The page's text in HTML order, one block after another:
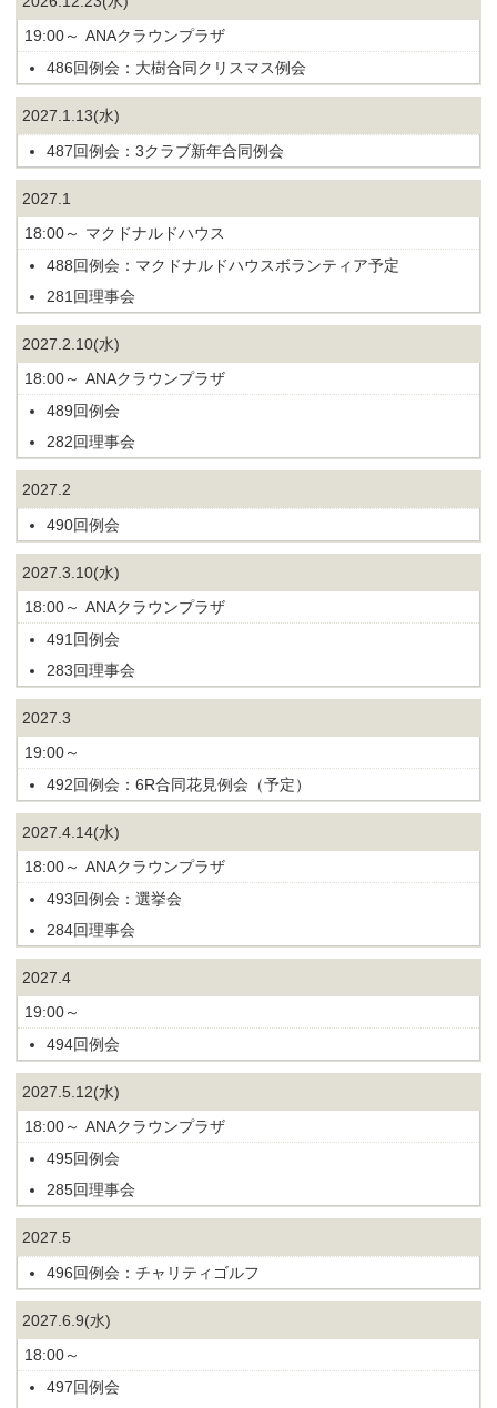
19:00～ ANAクラウンプラザ
486回例会：大樹合同クリスマス例会
2027.1.13(水)
487回例会：3クラブ新年合同例会
2027.1
18:00～ マクドナルドハウス
488回例会：マクドナルドハウスボランティア予定
281回理事会
2027.2.10(水)
18:00～ ANAクラウンプラザ
489回例会
282回理事会
2027.2
490回例会
2027.3.10(水)
18:00～ ANAクラウンプラザ
491回例会
283回理事会
2027.3
19:00～
492回例会：6R合同花見例会（予定）
2027.4.14(水)
18:00～ ANAクラウンプラザ
493回例会：選挙会
284回理事会
2027.4
19:00～
494回例会
2027.5.12(水)
18:00～ ANAクラウンプラザ
495回例会
285回理事会
2027.5
496回例会：チャリティゴルフ
2027.6.9(水)
18:00～
497回例会